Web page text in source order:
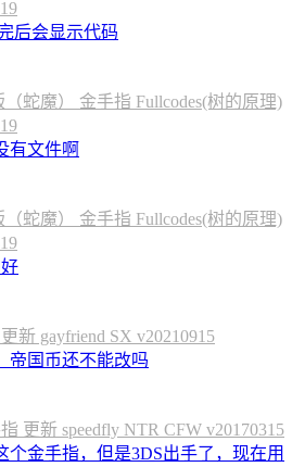
后会显示代码
蛇魔） 金手指 Fullcodes(树的原理)
有文件啊
蛇魔） 金手指 Fullcodes(树的原理)
新 gayfriend SX v20210915
帝国币还不能改吗
更新 speedfly NTR CFW v20170315
个金手指，但是3DS出手了，现在用